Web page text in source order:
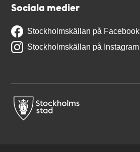
Sociala medier
Stockholmskällan på Facebook
Stockholmskällan på Instagram